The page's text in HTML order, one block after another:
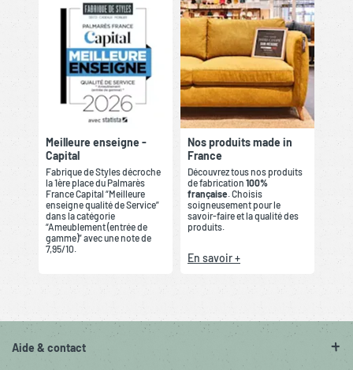
Meilleure enseigne -
Capital
Fabrique de Styles décroche
la 1ère place du Palmarès
France Capital “Meilleure
enseigne qualité de Service”
dans la catégorie
“Ameublement (entrée de
gamme)” avec une note de
7,95/10.
Nos produits made in
France
Découvrez tous nos produits
de fabrication 100%
française . Choisis
soigneusement pour le
savoir-faire et la qualité des
produits.
En savoir +
Aide & contact